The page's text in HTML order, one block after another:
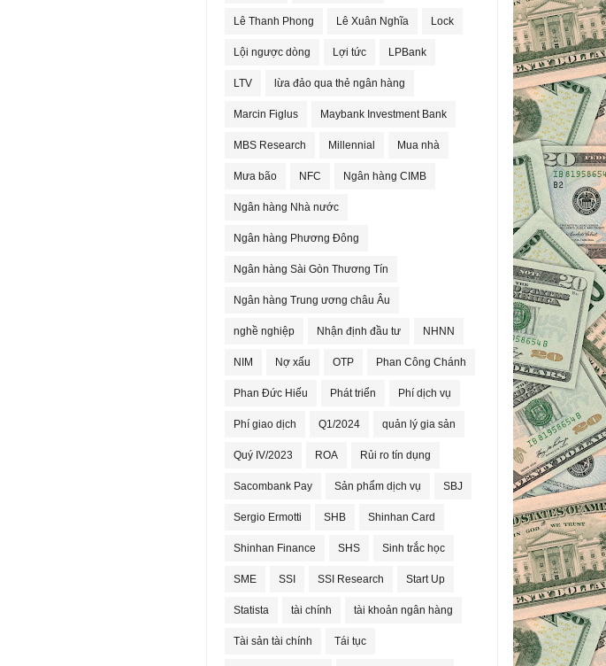
Lê Thanh Phong Lê Xuân Nghĩa Lock
Lội ngược dòng Lợi tức LPBank
LTV lừa đảo qua thẻ ngân hàng
Marcin Figlus Maybank Investment Bank
MBS Research Millennial Mua nhà
Mưa bão NFC Ngân hàng CIMB
Ngân hàng Nhà nước
Ngân hàng Phương Đông
Ngân hàng Sài Gòn Thương Tín
Ngân hàng Trung ương châu Âu
nghề nghiệp Nhận định đầu tư NHNN
NIM Nợ xấu OTP Phan Công Chánh
Phan Đức Hiếu Phát triển Phí dịch vụ
Phí giao dịch Q1/2024 quản lý gia sản
Quý IV/2023 ROA Rủi ro tín dụng
Sacombank Pay Sản phẩm dịch vụ SBJ
Sergio Ermotti SHB Shinhan Card
Shinhan Finance SHS Sinh trắc học
SME SSI SSI Research Start Up
Statista tài chính tài khoản ngân hàng
Tài sản tài chính Tái tục